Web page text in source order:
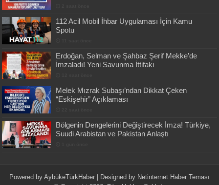
112 Acil Mobil İhbar Uygulaması İçin Kamu
Spotu
Erdoğan, Selman ve Şahbaz Şerif Mekke’de
İmzaladı! Yeni Savunma İttifakı
Melek Mızrak Subaşı’ndan Dikkat Çeken
“Eskişehir” Açıklaması
Bölgenin Dengelerini Değiştirecek İmza! Türkiye,
Suudi Arabistan ve Pakistan Anlaştı
Powered by AybükeTürkHaber | Designed by Netinternet Haber Teması